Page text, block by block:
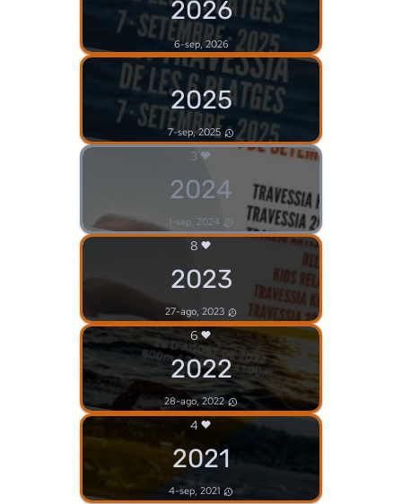
2026
6-sep, 2026
2025
7-sep, 2025
3
2024
1-sep, 2024
8
2023
27-ago, 2023
6
2022
28-ago, 2022
4
2021
4-sep, 2021